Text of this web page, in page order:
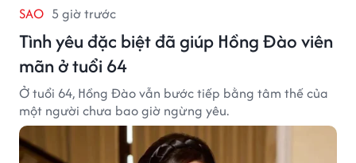
SAO 5 giờ trước
Tình yêu đặc biệt đã giúp Hồng Đào viên
mãn ở tuổi 64
Ở tuổi 64, Hồng Đào vẫn bước tiếp bằng tâm thế của
một người chưa bao giờ ngừng yêu.